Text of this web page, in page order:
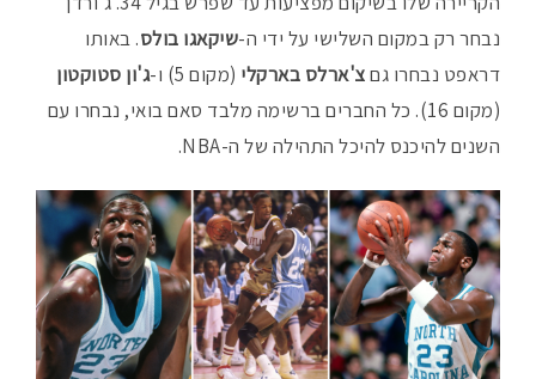
נבחר רק במקום השלישי על ידי ה-שיקאגו בולס. באותו
דראפט נבחרו גםצ'ארלס בארקלי (מקום 5) ו-
ג'ון סטוקטון
(מקום 16). כל החברים ברשימה מלבד סאם בואי, נבחרו עם
השנים להיכנס להיכל התהילה של ה-NBA.